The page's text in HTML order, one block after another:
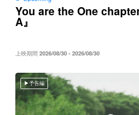
You are the One
A』
上映期間 2026/08/30 - 2026/08/30
予告編